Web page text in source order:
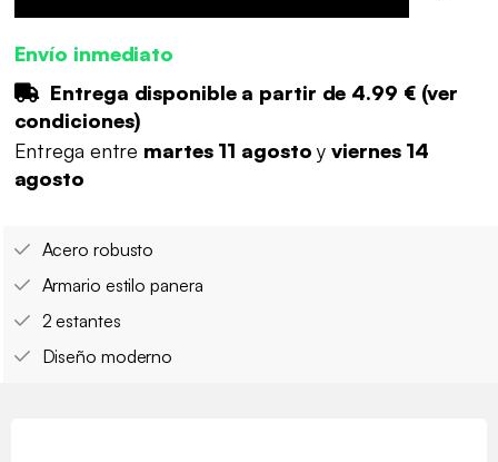
Envío inmediato
Entrega disponible a partir de 4.99 €(ver
condiciones)
Entrega entre martes 11 agostoyviernes 14
agosto
Acero robusto
Armario estilo panera
2 estantes
Diseño moderno